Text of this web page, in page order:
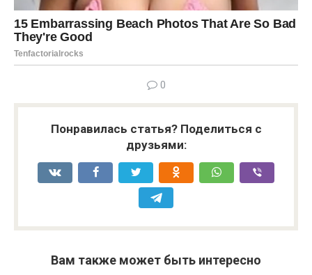
0
Понравилась статья? Поделиться с
друзьями:
Вам также может быть интересно